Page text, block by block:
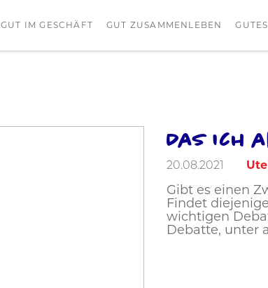
GUT IM GESCHÄFT GUT ZUSAMMENLEBEN
Das Ich
20.08.2021
Gibt es einen
Findet
wichtigen
Debatte, unter